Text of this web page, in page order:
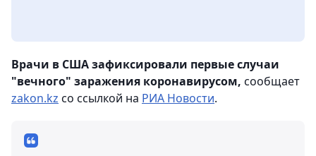
Врачи в США зафиксировали первые случаи
"вечного" заражения коронавирусом, сообщает
zakon.kz со ссылкой на РИА Новости.